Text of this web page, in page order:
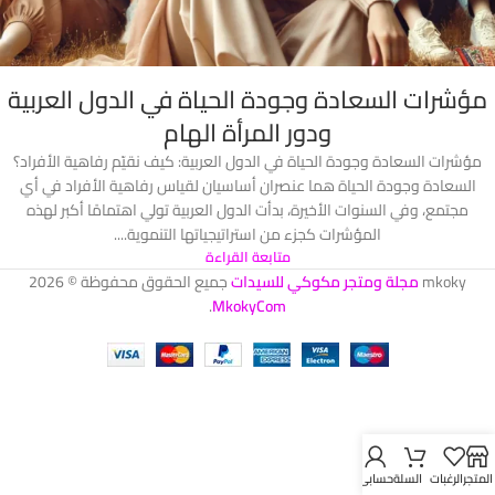
مؤشرات السعادة وجودة الحياة في الدول العربية
ودور المرأة الهام
مؤشرات السعادة وجودة الحياة في الدول العربية: كيف نقيّم رفاهية الأفراد؟
السعادة وجودة الحياة هما عنصران أساسيان لقياس رفاهية الأفراد في أي
مجتمع، وفي السنوات الأخيرة، بدأت الدول العربية تولي اهتمامًا أكبر لهذه
المؤشرات كجزء من استراتيجياتها التنموية....
متابعة القراءة
mkokyمجلة ومتجر مكوكي للسيداتجميع الحقوق محفوظة © 2026
MkokyCom
.
المتجرالرغبات السلةحسابي